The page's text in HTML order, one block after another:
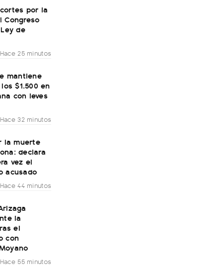
por la
Congreso
de
Hace 25 minutos
mantiene
$1.500 en
con leves
Hace 32 minutos
la muerte
declara
vez el
acusado
Hace 44 minutos
la
el
con
Hace 55 minutos